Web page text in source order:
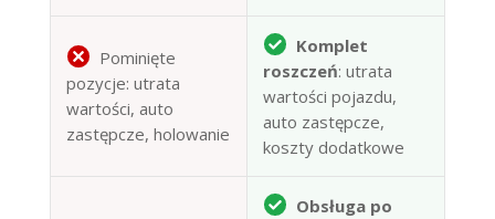
Pominięte
pozycje: utrata
wartości, auto
zastępcze, holowanie
Komplet
roszczeń: utrata
wartości pojazdu,
auto zastępcze,
koszty dodatkowe
Obsługa po